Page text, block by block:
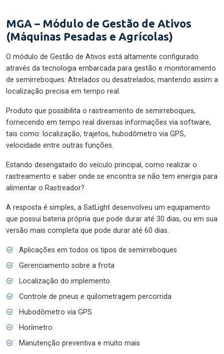
MGA – Módulo de Gestão de Ativos
(Máquinas Pesadas e Agrícolas)
O módulo de Gestão de Ativos está altamente configurado
através da tecnologia embarcada para gestão e monitoramento
de semirreboques: Atrelados ou desatrelados, mantendo assim a
localização precisa em tempo real.
Produto que possibilita o rastreamento de semirreboques,
fornecendo em tempo real diversas informações via software,
tais como: localização, trajetos, hubodômetro via GPS,
velocidade entre outras funções.
Estando desengatado do veículo principal, como realizar o
rastreamento e saber onde se encontra se não tem energia para
alimentar o Rastreador?
A resposta é simples, a SatLight desenvolveu um equipamento
que possui bateria própria que pode durar até 30 dias, ou em sua
versão mais completa que pode durar até 60 dias.
Aplicações em todos os tipos de semirreboques
Gerenciamento sobre a frota
Localização do implemento
Controle de pneus e quilometragem percorrida
Hubodômetro via GPS
Horímetro
Manutenção preventiva e muito mais